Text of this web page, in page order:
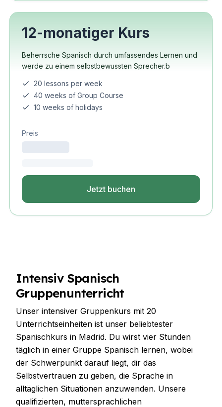
12-monatiger Kurs
Beherrsche Spanisch durch umfassendes Lernen und
werde zu einem selbstbewussten Sprecher.b
20 lessons per week
40 weeks of Group Course
10 weeks of holidays
Preis
Jetzt buchen
Intensiv Spanisch
Gruppenunterricht
Unser intensiver Gruppenkurs mit 20
Unterrichtseinheiten ist unser beliebtester
Spanischkurs in Madrid. Du wirst vier Stunden
täglich in einer Gruppe Spanisch lernen, wobei
der Schwerpunkt darauf liegt, dir das
Selbstvertrauen zu geben, die Sprache in
alltäglichen Situationen anzuwenden. Unsere
qualifizierten, muttersprachlichen